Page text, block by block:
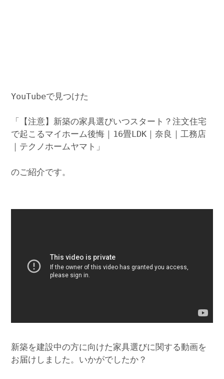
YouTubeで見つけた
「【注意】新築の家具選びいつスタート？注文住宅
で起こるマイホーム後悔｜16畳LDK｜奈良｜工務店
｜テクノホームヤマト」
のご紹介です。
新築を建設中の方に向けた家具選びに関する動画を
お届けしました。いかがでしたか？